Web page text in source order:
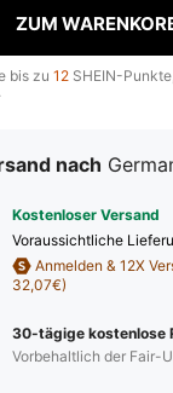
ZUM
bis zu 12 SHEIN-
nach
Kostenloser Versand
Voraussichtliche
Anmelden & 12X
32,07€)
30-tägige kostenlose
Vorbehaltlich der Fair-